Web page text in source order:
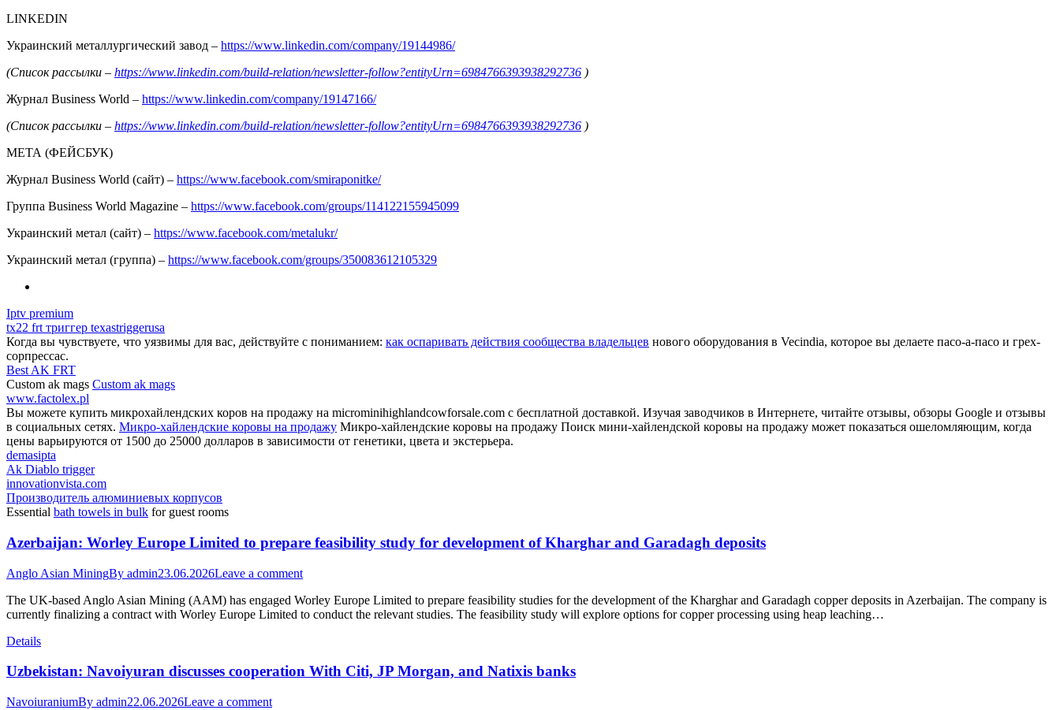
LINKEDIN
Украинский металлургический завод – https://www.linkedin.com/company/19144986/
(Список рассылки – https://www.linkedin.com/build-relation/newsletter-follow?entityUrn=6984766393938292736 )
Журнал Business World – https://www.linkedin.com/company/19147166/
(Список рассылки – https://www.linkedin.com/build-relation/newsletter-follow?entityUrn=6984766393938292736 )
МЕТА (ФЕЙСБУК)
Журнал Business World (сайт) – https://www.facebook.com/smiraponitke/
Группа Business World Magazine – https://www.facebook.com/groups/114122155945099
Украинский метал (сайт) – https://www.facebook.com/metalukr/
Украинский метал (группа) – https://www.facebook.com/groups/350083612105329
Iptv premium
tx22 frt триггер texastriggerusa
Когда вы чувствуете, что уязвимы для вас, действуйте с пониманием: как оспаривать действия сообщества владельцев нового оборудования в Vecindia, которое вы делаете пасо-а-пасо и грех-
сорпрессас.
Best AK FRT
Custom ak mags Custom ak mags
www.factolex.pl
Вы можете купить микрохайлендских коров на продажу на microminihighlandcowforsale.com с бесплатной доставкой. Изучая заводчиков в Интернете, читайте отзывы, обзоры Google и отзывы
в социальных сетях. Микро-хайлендские коровы на продажу Микро-хайлендские коровы на продажу Поиск мини-хайлендской коровы на продажу может показаться ошеломляющим, когда
цены варьируются от 1500 до 25000 долларов в зависимости от генетики, цвета и экстерьера.
demasipta
Ak Diablo trigger
innovationvista.com
Производитель алюминиевых корпусов
Essential bath towels in bulk for guest rooms
Azerbaijan: Worley Europe Limited to prepare feasibility study for development of Kharghar and Garadagh deposits
Anglo Asian MiningBy admin23.06.2026Leave a comment
The UK-based Anglo Asian Mining (AAM) has engaged Worley Europe Limited to prepare feasibility studies for the development of the Kharghar and Garadagh copper deposits in Azerbaijan. The company is
currently finalizing a contract with Worley Europe Limited to conduct the relevant studies. The feasibility study will explore options for copper processing using heap leaching…
Details
Uzbekistan: Navoiyuran discusses cooperation With Citi, JP Morgan, and Natixis banks
NavoiuraniumBy admin22.06.2026Leave a comment